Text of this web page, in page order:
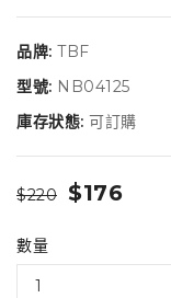
品牌: TBF
型號: NB04125
庫存狀態: 可訂購
$220 $176
數量